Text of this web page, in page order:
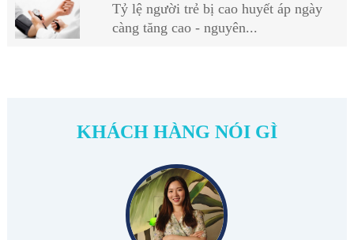
Tỷ lệ người trẻ bị cao huyết áp ngày
càng tăng cao - nguyên...
KHÁCH HÀNG NÓI GÌ